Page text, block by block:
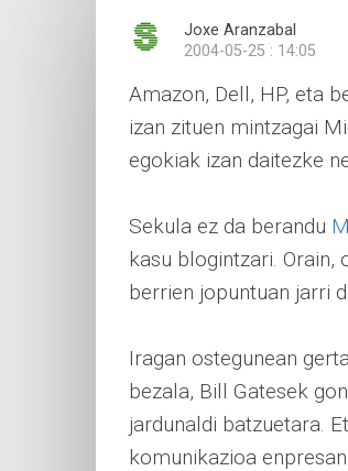
Joxe Aranzabal
2004-05-25 : 14:05
Amazon, Dell, HP, eta
izan zituen mintzagai
egokiak izan daitezke
Sekula ez da berandu
kasu blogintzari. Orain,
berrien jopuntuan jarri
Iragan ostegunean
bezala, Bill Gatesek
jardunaldi batzuetara.
komunikazioa